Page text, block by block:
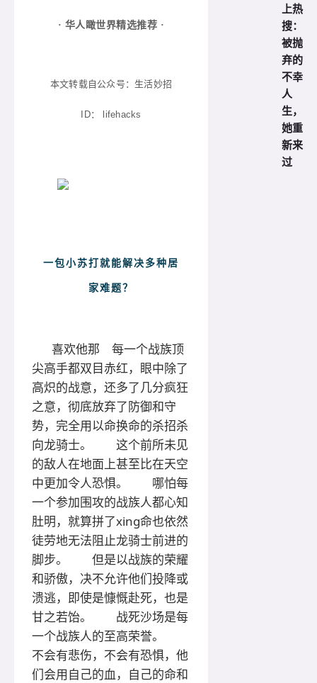
· 华人瞰世界精选推荐 ·
本文转载自公众号：生活妙招
ID： lifehacks
一包小苏打就能解决多种居
家难题？
喜欢他那 每一个战族顶
尖高手都双目赤红，眼中除了
高炽的战意，还多了几分疯狂
之意，彻底放弃了防御和守
势，完全用以命换命的杀招杀
向龙骑士。 这个前所未见
的敌人在地面上甚至比在天空
中更加令人恐惧。 哪怕每
一个参加围攻的战族人都心知
肚明，就算拼了xing命也依然
徒劳地无法阻止龙骑士前进的
脚步。 但是以战族的荣耀
和骄傲，决不允许他们投降或
溃逃，即使是慷慨赴死，也是
甘之若饴。 战死沙场是每
一个战族人的至高荣誉。
不会有悲伤，不会有恐惧，他
们会用自己的血，自己的命和
上热
搜：
被抛
弃的
不幸
人
生，
她重
新来
过